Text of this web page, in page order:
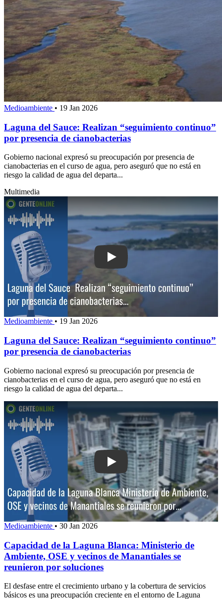
Medioambiente • 19 Jan 2026
Laguna del Sauce: Realizan “seguimiento continuo”
por presencia de cianobacterias
Gobierno nacional expresó su preocupación por presencia de
cianobacterias en el curso de agua, pero aseguró que no está en
riesgo la calidad de agua del departa...
Multimedia
Medioambiente • 19 Jan 2026
Laguna del Sauce: Realizan “seguimiento continuo”
por presencia de cianobacterias
Gobierno nacional expresó su preocupación por presencia de
cianobacterias en el curso de agua, pero aseguró que no está en
riesgo la calidad de agua del departa...
Play: Capacidad de la Laguna
Medioambiente • 30 Jan 2026
Capacidad de la Laguna Blanca: Ministerio de
Ambiente, OSE y vecinos de Manantiales se
reunieron por soluciones
El desfase entre el crecimiento urbano y la cobertura de servicios
básicos es una preocupación creciente en el entorno de Laguna